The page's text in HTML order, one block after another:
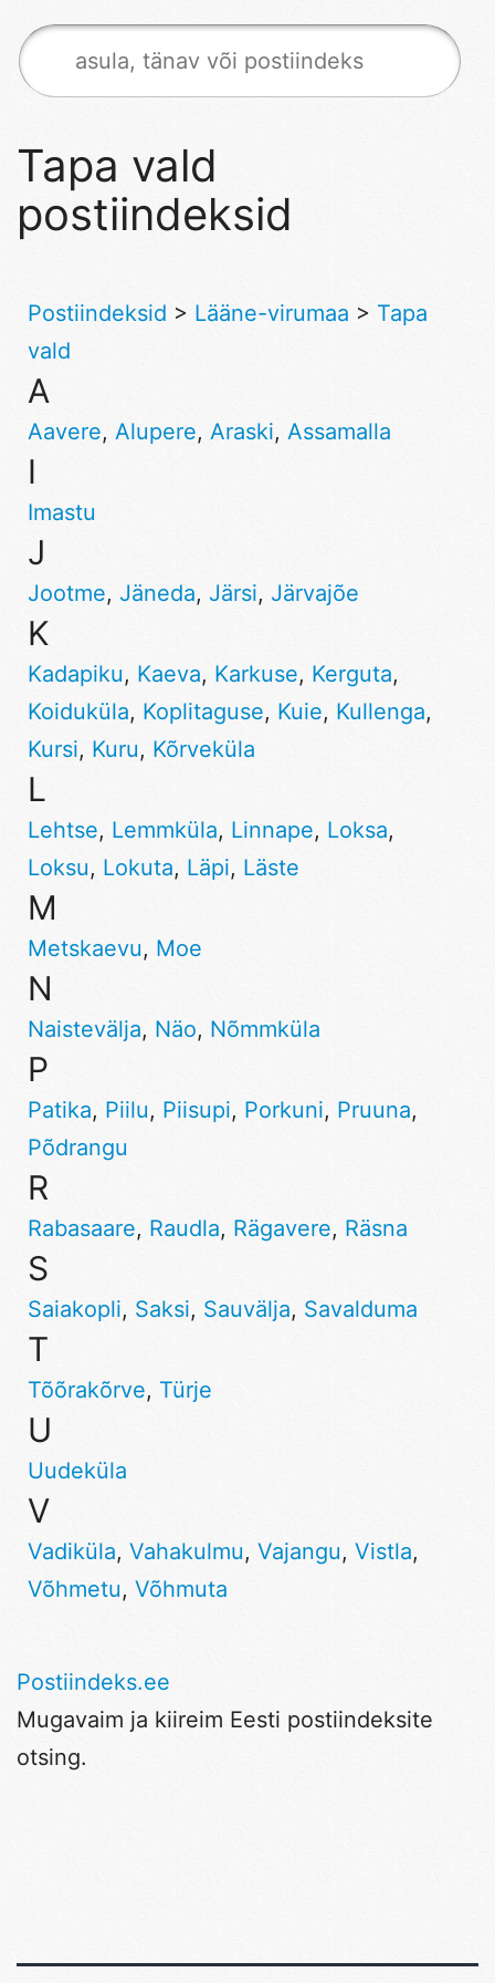
Tapa vald
postiindeksid
Postiindeksid > Lääne-virumaa > Tapa
vald
A
Aavere, Alupere, Araski, Assamalla
I
Imastu
J
Jootme, Jäneda, Järsi, Järvajõe
K
Kadapiku, Kaeva, Karkuse, Kerguta,
Koiduküla, Koplitaguse, Kuie, Kullenga,
Kursi, Kuru, Kõrveküla
L
Lehtse, Lemmküla, Linnape, Loksa,
Loksu, Lokuta, Läpi, Läste
M
Metskaevu, Moe
N
Naistevälja, Näo, Nõmmküla
P
Patika, Piilu, Piisupi, Porkuni, Pruuna,
Põdrangu
R
Rabasaare, Raudla, Rägavere, Räsna
S
Saiakopli, Saksi, Sauvälja, Savalduma
T
Tõõrakõrve, Türje
U
Uudeküla
V
Vadiküla, Vahakulmu, Vajangu, Vistla,
Võhmetu, Võhmuta
Postiindeks.ee
Mugavaim ja kiireim Eesti postiindeksite
otsing.